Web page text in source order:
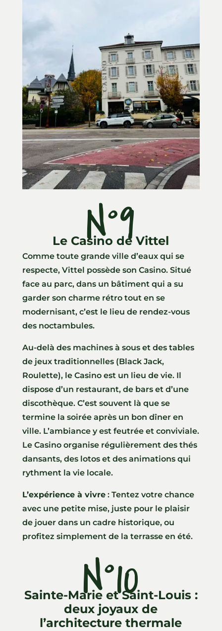
N°9
Le Casino de Vittel
Comme toute grande ville d’eaux qui se
respecte, Vittel possède son Casino. Situé
face au parc, dans un bâtiment qui a su
garder son charme rétro tout en se
modernisant, c’est le lieu de rendez-vous
des noctambules.
Au-delà des machines à sous et des tables
de jeux traditionnelles (Black Jack,
Roulette), le Casino est un lieu de vie. Il
dispose d’un restaurant, de bars et d’une
discothèque. C’est souvent là que se
termine la soirée après un bon dîner en
ville. L’ambiance y est feutrée et conviviale.
Le Casino organise régulièrement des thés
dansants, des lotos et des animations qui
rythment la vie locale.
L’expérience à vivre: Tentez votre chance
avec une petite mise, juste pour le plaisir
de jouer dans un cadre historique, ou
profitez simplement de la terrasse en été.
N°10
Sainte-Marie et Saint-Louis :
deux joyaux de
l’architecture thermale